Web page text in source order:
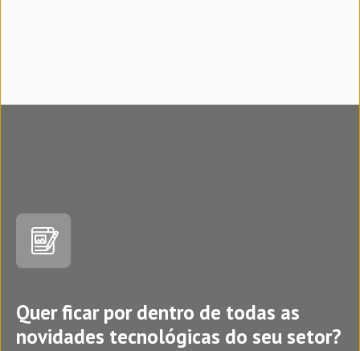
Quer ficar por dentro de todas as
novidades tecnológicas do seu setor?